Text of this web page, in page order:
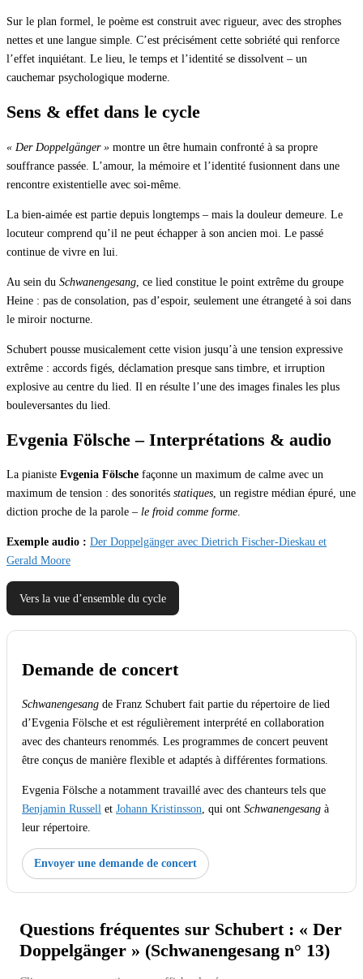
Sur le plan formel, le poème est construit avec rigueur, avec des strophes
nettes et une langue simple. C’est précisément cette sobriété qui renforce
l’effet inquiétant. Le lieu, le temps et l’identité se dissolvent – un
cauchemar psychologique moderne.
Sens & effet dans le cycle
« Der Doppelgänger » montre un être humain confronté à sa propre
souffrance passée. L’amour, la mémoire et l’identité fusionnent dans une
rencontre existentielle avec soi-même.
La bien-aimée est partie depuis longtemps – mais la douleur demeure. Le
locuteur comprend qu’il ne peut échapper à son ancien moi. Le passé
continue de vivre en lui.
Au sein du Schwanengesang , ce lied constitue le point extrême du groupe
Heine : pas de consolation, pas d’espoir, seulement une étrangeté à soi dans
le miroir nocturne.
Schubert pousse musicalement cette vision jusqu’à une tension expressive
extrême : accords figés, déclamation presque sans timbre, et irruption
explosive au centre du lied. Il en résulte l’une des images finales les plus
bouleversantes du lied.
Evgenia Fölsche – Interprétations & audio
La pianiste Evgenia Fölsche façonne un maximum de calme avec un
maximum de tension : des sonorités statiques, un registre médian épuré, une
diction proche de la parole – le froid comme forme.
Exemple audio : Der Doppelgänger avec Dietrich Fischer-Dieskau et
Gerald Moore
Vers la vue d’ensemble du cycle
Demande de concert
Schwanengesang de Franz Schubert fait partie du répertoire de lied
d’Evgenia Fölsche et est régulièrement interprété en collaboration
avec des chanteurs renommés. Les programmes de concert peuvent
être conçus de manière flexible et adaptés à différentes formations.
Evgenia Fölsche a notamment travaillé avec des chanteurs tels que
Benjamin Russell et Johann Kristinsson , qui ont Schwanengesang à
leur répertoire.
Envoyer une demande de concert
Questions fréquentes sur Schubert : « Der
Doppelgänger » (Schwanengesang n° 13)